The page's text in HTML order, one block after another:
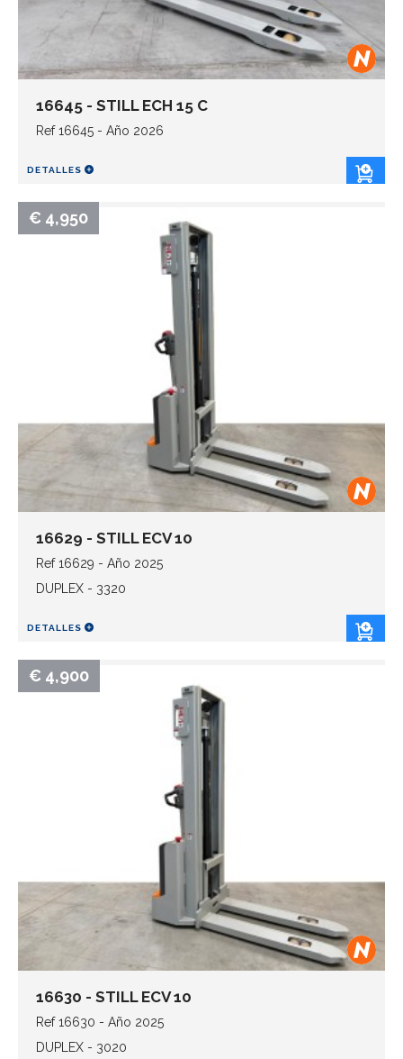
16645 - STILL ECH 15 C
Ref 16645 - Año 2026
DETALLES
€ 4,950
16629 - STILL ECV 10
Ref 16629 - Año 2025
DUPLEX - 3320
DETALLES
€ 4,900
16630 - STILL ECV 10
Ref 16630 - Año 2025
DUPLEX - 3020